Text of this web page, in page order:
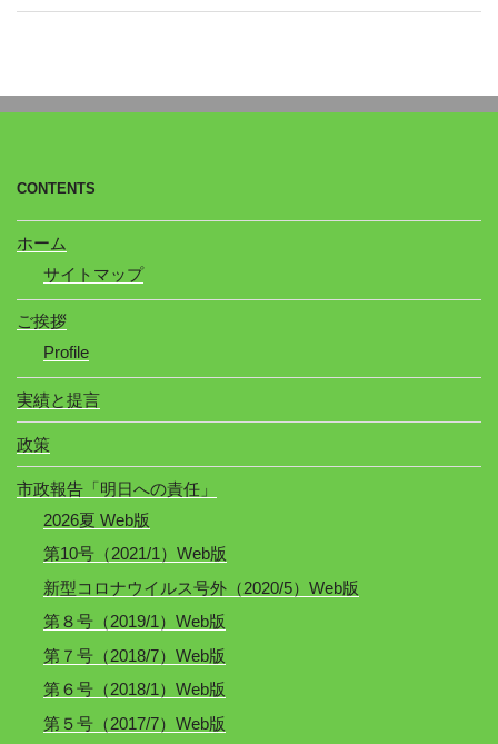
CONTENTS
ホーム
サイトマップ
ご挨拶
Profile
実績と提言
政策
市政報告「明日への責任」
2026夏 Web版
第10号（2021/1）Web版
新型コロナウイルス号外（2020/5）Web版
第８号（2019/1）Web版
第７号（2018/7）Web版
第６号（2018/1）Web版
第５号（2017/7）Web版